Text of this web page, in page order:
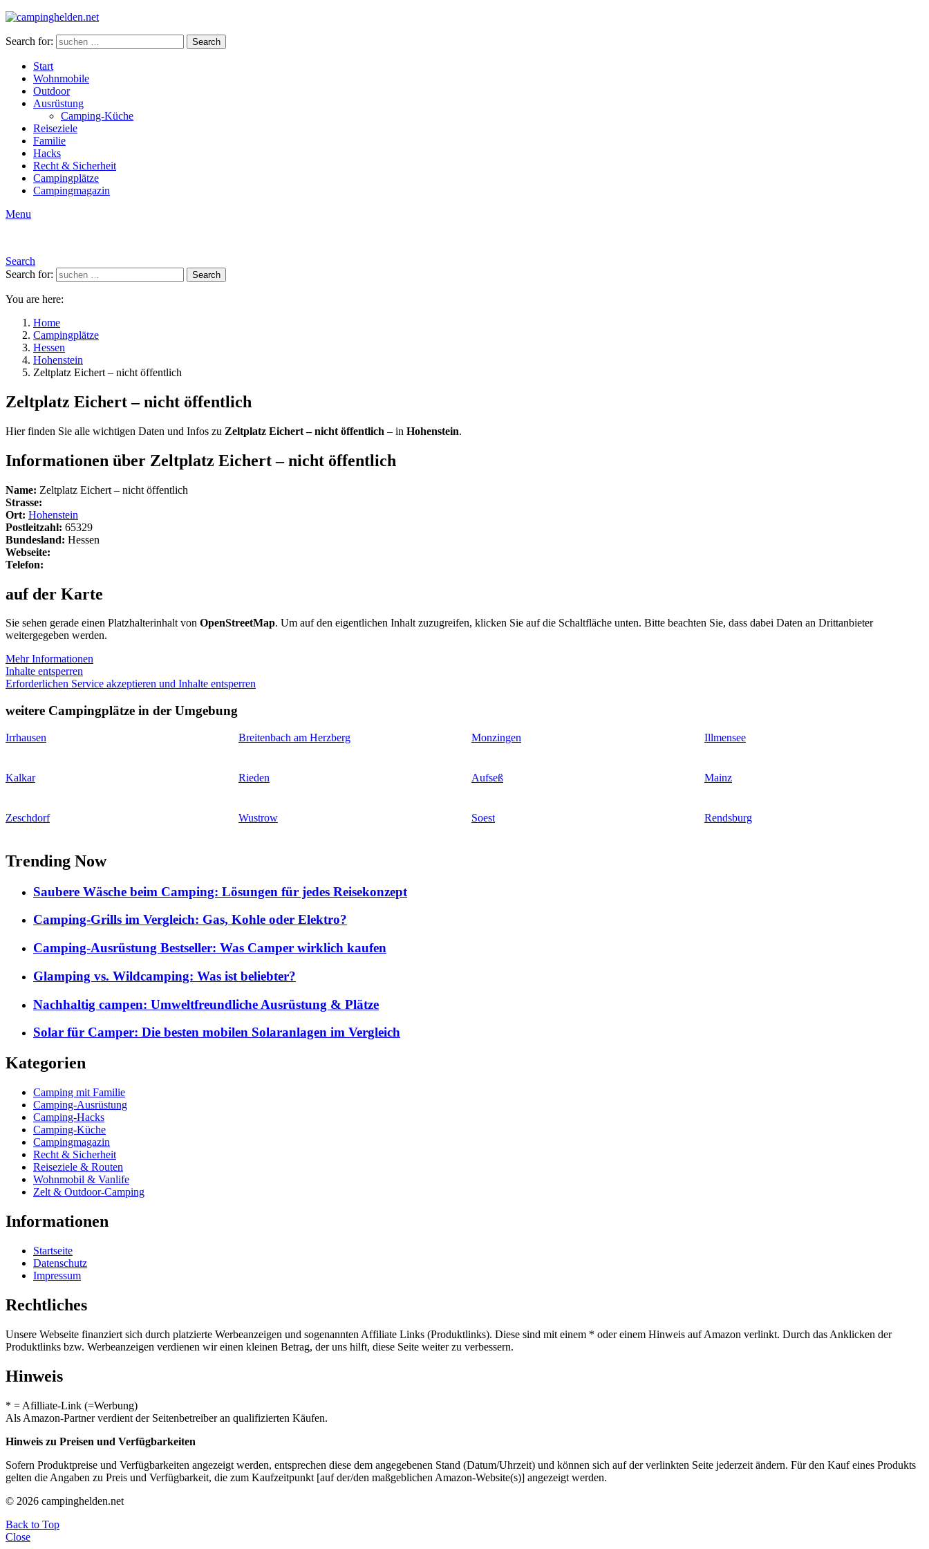
Search for: Search
Start
Wohnmobile
Outdoor
Ausrüstung
Camping-Küche
Reiseziele
Familie
Hacks
Recht & Sicherheit
Campingplätze
Campingmagazin
Menu
Search
Search for:
Search
You are here:
Home
Campingplätze
Hessen
Hohenstein
Zeltplatz Eichert – nicht öffentlich
Zeltplatz Eichert – nicht öffentlich
Hier finden Sie alle wichtigen Daten und Infos zu Zeltplatz Eichert – nicht öffentlich – in Hohenstein.
Informationen über Zeltplatz Eichert – nicht öffentlich
Name: Zeltplatz Eichert – nicht öffentlich
Strasse:
Ort: Hohenstein
Postleitzahl: 65329
Bundesland: Hessen
Webseite:
Telefon:
auf der Karte
Sie sehen gerade einen Platzhalterinhalt von OpenStreetMap. Um auf den eigentlichen Inhalt zuzugreifen, klicken Sie auf die Schaltfläche unten. Bitte beachten Sie, dass dabei Daten an Drittanbieter
weitergegeben werden.
Mehr Informationen
Inhalte entsperren
Erforderlichen Service akzeptieren und Inhalte entsperren
weitere Campingplätze in der Umgebung
Irrhausen Breitenbach am Herzberg Monzingen Illmensee
Kalkar Rieden Aufseß Mainz
Zeschdorf Wustrow Soest Rendsburg
Trending Now
Saubere Wäsche beim Camping: Lösungen für jedes Reisekonzept
Camping-Grills im Vergleich: Gas, Kohle oder Elektro?
Camping-Ausrüstung Bestseller: Was Camper wirklich kaufen
Glamping vs. Wildcamping: Was ist beliebter?
Nachhaltig campen: Umweltfreundliche Ausrüstung & Plätze
Solar für Camper: Die besten mobilen Solaranlagen im Vergleich
Kategorien
Camping mit Familie
Camping-Ausrüstung
Camping-Hacks
Camping-Küche
Campingmagazin
Recht & Sicherheit
Reiseziele & Routen
Wohnmobil & Vanlife
Zelt & Outdoor-Camping
Informationen
Startseite
Datenschutz
Impressum
Rechtliches
Unsere Webseite finanziert sich durch platzierte Werbeanzeigen und sogenannten Affiliate Links (Produktlinks). Diese sind mit einem * oder einem Hinweis auf Amazon verlinkt. Durch das Anklicken der
Produktlinks bzw. Werbeanzeigen verdienen wir einen kleinen Betrag, der uns hilft, diese Seite weiter zu verbessern.
Hinweis
* = Afilliate-Link (=Werbung)
Als Amazon-Partner verdient der Seitenbetreiber an qualifizierten Käufen.
Hinweis zu Preisen und Verfügbarkeiten
Sofern Produktpreise und Verfügbarkeiten angezeigt werden, entsprechen diese dem angegebenen Stand (Datum/Uhrzeit) und können sich auf der verlinkten Seite jederzeit ändern. Für den Kauf eines Produkts
gelten die Angaben zu Preis und Verfügbarkeit, die zum Kaufzeitpunkt [auf der/den maßgeblichen Amazon-Website(s)] angezeigt werden.
© 2026 campinghelden.net
Back to Top
Close